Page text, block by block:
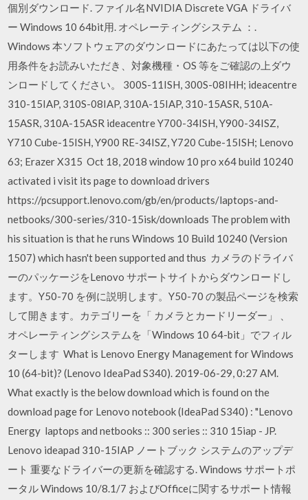
個別ダウンロード. ファイル名NVIDIA Discrete VGA ドライバ
ー Windows 10 64bit用. オペレーティングシステム ：.
Windows 本ソフトウェアのダウンロードにあたっては以下の使
用条件をお読みいただき、対象機種・OS 等をご確認の上ダウ
ンロードしてください。 300S-11ISH, 300S-08IHH; ideacentre
310-15IAP, 310S-08IAP, 310A-15IAP, 310-15ASR, 510A-
15ASR, 310A-15ASR ideacentre Y700-34ISH, Y900-34ISZ,
Y710 Cube-15ISH, Y900 RE-34ISZ, Y720 Cube-15ISH; Lenovo
63; Erazer X315 Oct 18, 2018 window 10 pro x64 build 10240
activated i visit its page to download drivers
https://pcsupport.lenovo.com/gb/en/products/laptops-and-
netbooks/300-series/310-15isk/downloads The problem with
his situation is that he runs Windows 10 Build 10240 (Version
1507) which hasn't been supported and thus カメラのドライバ
ーのパッケージをLenovo サポートサイトからダウンロードし
ます。Y50-70 を例に説明します。Y50-70 の製品ページを検索
して開きます。カテゴリーを「 カメラとカードリーダー」 、
オペレーティングシステムを「Windows 10 64-bit」でフィル
ターします What is Lenovo Energy Management for Windows
10 (64-bit)? (Lenovo IdeaPad S340). 2019-06-29, 0:27 AM.
What exactly is the below download which is found on the
download page for Lenovo notebook (IdeaPad S340) : "Lenovo
Energy laptops and netbooks :: 300 series :: 310 15iap - JP.
Lenovo ideapad 310-15IAP ノートブック システムのアップデ
ート 重要なドライバーの更新を確認する. Windows サポートポ
ータル Windows 10/8.1/7 およびOfficeに関するサポート情報